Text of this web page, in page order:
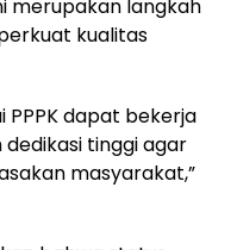
merupakan langkah
kualitas
dapat bekerja
tinggi agar
masyarakat,”